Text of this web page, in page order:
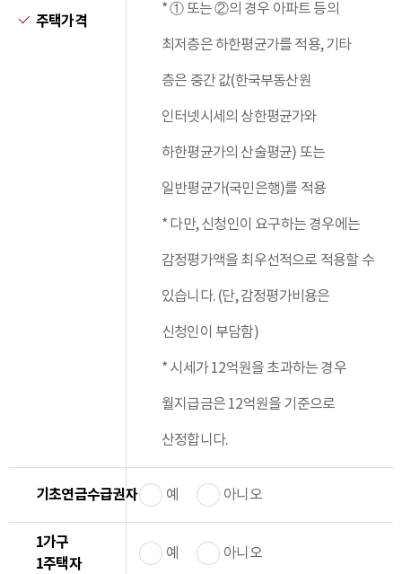
필수입력
주택가격
* ① 또는 ②의 경우 아파트 등의
최저층은 하한평균가를 적용, 기타
층은 중간 값(한국부동산원
인터넷시세의 상한평균가와
하한평균가의 산술평균) 또는
일반평균가(국민은행)를 적용
* 다만, 신청인이 요구하는 경우에는
감정평가액을 최우선적으로 적용할 수
있습니다. (단, 감정평가비용은
신청인이 부담함)
* 시세가 12억원을 초과하는 경우
월지급금은 12억원을 기준으로
산정합니다.
기초연금수급권자 예 아니오
1가구
1주택자
예 아니오